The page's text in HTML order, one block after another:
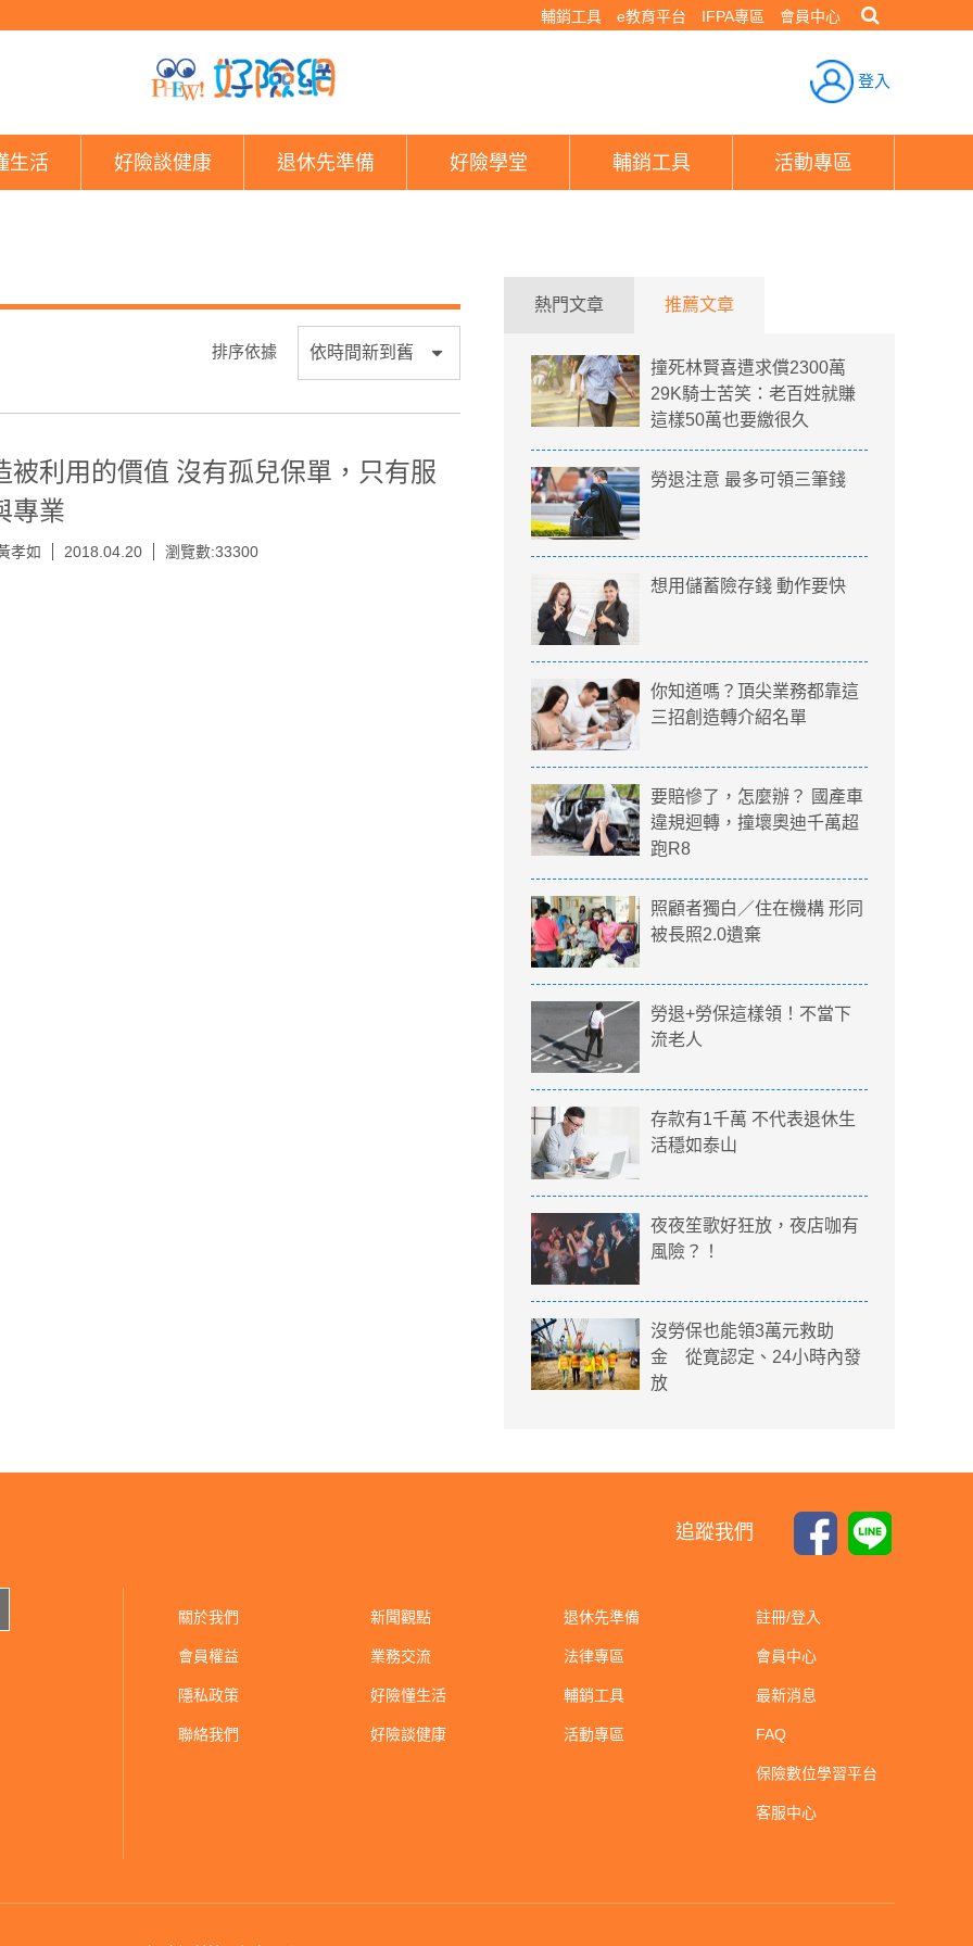
輔銷工具 e教育平台 IFPA專區 會員中心
登入
生活 好險談健康 退休先準備 好險學堂 輔銷工具 活動專區
排序依據
被利用的價值 沒有孤兒保單，只有服
專業
孝如 2018.04.20 瀏覽數:33300
熱門文章 推薦文章
撞死林賢喜遭求償2300萬
29K騎士苦笑：老百姓就賺
這樣50萬也要繳很久
勞退注意 最多可領三筆錢
想用儲蓄險存錢 動作要快
你知道嗎？頂尖業務都靠這
三招創造轉介紹名單
要賠慘了，怎麼辦？ 國產車
違規迴轉，撞壞奧迪千萬超
跑R8
照顧者獨白／住在機構 形同
被長照2.0遺棄
勞退+勞保這樣領！不當下
流老人
存款有1千萬 不代表退休生
活穩如泰山
夜夜笙歌好狂放，夜店咖有
風險？！
沒勞保也能領3萬元救助
金 從寛認定、24小時內發
放
追蹤我們
關於我們
會員權益
隱私政策
聯絡我們
新聞觀點
業務交流
好險懂生活
好險談健康
退休先準備
法律專區
輔銷工具
活動專區
註冊/登入
會員中心
最新消息
FAQ
保險數位學習平台
客服中心